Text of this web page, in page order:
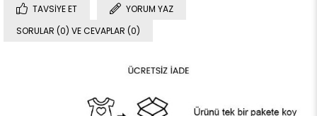
TAVSIYE ET
YORUM YAZ
SORULAR (0) VE CEVAPLAR (0)